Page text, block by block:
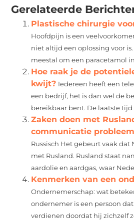
Gerelateerde
Plastische chirurgie
Hoofdpijn is een
niet altijd een oplossing voor
meestal om een paracetamol
Hoe raak je de
kwijt? Iedereen heeft een
een bedrijf, het is dan wel de
bereikbaar bent. De laatste tijd
Zaken doen met
communicatie
Russisch Het gebeurt vaak
met Rusland. Rusland staat
aardolie en aardgas, waar
Kenmerken van een
Ondernemerschap: wat
ondernemer is een persoon
verdienen doordat hij zichzelf